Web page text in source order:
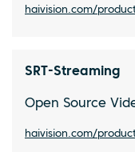
haivision.com/
SRT-Streaming
Open Source
haivision.com/